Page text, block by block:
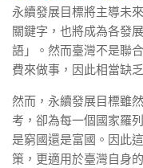
永續發展目標將主導未
關鍵字，也將成為各發
語」。然而臺灣不是聯
費來做事，因此相當缺
然而，永續發展目標雖
考，卻為每一個國家羅
是窮國還是富國。因此
策，更適用於臺灣自身